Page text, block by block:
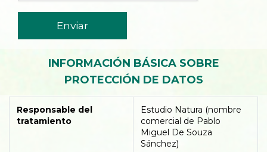
Enviar
INFORMACIÓN BÁSICA SOBRE
PROTECCIÓN DE DATOS
Responsable del
tratamiento
Estudio Natura (nombre
comercial de Pablo
Miguel De Souza
Sánchez)